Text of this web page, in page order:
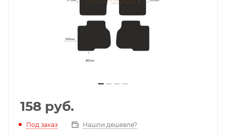
158 руб.
Под заказ Нашли дешевле?